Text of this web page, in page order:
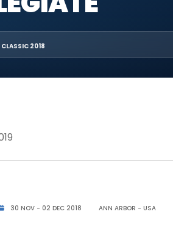
CLASSIC 2018
30 NOV - 02 DEC 2018 ANN ARBOR - USA